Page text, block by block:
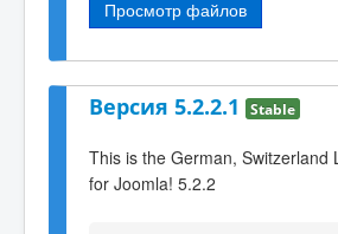
Просмотр файлов
Версия 5.2.2.1 Stable
This is the German, Switzerland
for Joomla! 5.2.2